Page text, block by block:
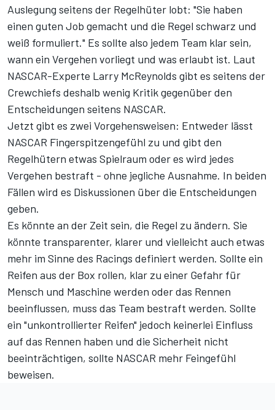
Auslegung seitens der Regelhüter lobt: "Sie haben
einen guten Job gemacht und die Regel schwarz und
weiß formuliert." Es sollte also jedem Team klar sein,
wann ein Vergehen vorliegt und was erlaubt ist. Laut
NASCAR-Experte Larry McReynolds gibt es seitens der
Crewchiefs deshalb wenig Kritik gegenüber den
Entscheidungen seitens NASCAR.
Jetzt gibt es zwei Vorgehensweisen: Entweder lässt
NASCAR Fingerspitzengefühl zu und gibt den
Regelhütern etwas Spielraum oder es wird jedes
Vergehen bestraft - ohne jegliche Ausnahme. In beiden
Fällen wird es Diskussionen über die Entscheidungen
geben.
Es könnte an der Zeit sein, die Regel zu ändern. Sie
könnte transparenter, klarer und vielleicht auch etwas
mehr im Sinne des Racings definiert werden. Sollte ein
Reifen aus der Box rollen, klar zu einer Gefahr für
Mensch und Maschine werden oder das Rennen
beeinflussen, muss das Team bestraft werden. Sollte
ein "unkontrollierter Reifen" jedoch keinerlei Einfluss
auf das Rennen haben und die Sicherheit nicht
beeinträchtigen, sollte NASCAR mehr Feingefühl
beweisen.